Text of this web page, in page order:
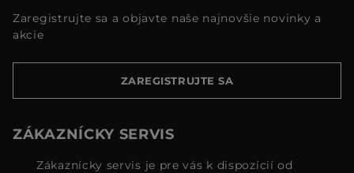
Zaregistrujte sa a objavte naše najnovšie novinky a
akcie
ZAREGISTRUJTE SA
ZÁKAZNÍCKY SERVIS
Zákaznícky servis je pre vás k dispozícií od